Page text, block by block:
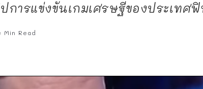
ปการแข่งขันเกมเศรษฐีของประเทศ
Min Read